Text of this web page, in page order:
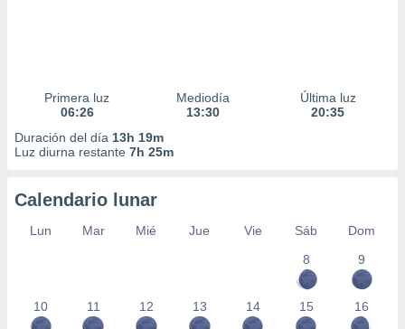
crear un
uso de
medir el
el
a través
de
Primera luz
06:26
Mediodía
13:30
Última luz
20:35
Duración del día 13h 19m
Luz diurna restante 7h 25m
Calendario lunar
Lun Mar Mié Jue Vie Sáb
Dom
8
9
10 11 12 13 14 15 16